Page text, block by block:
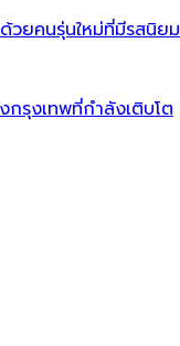
วยคนรุ่นใหม่ที่มีรสนิยม
รุงเทพที่กำลังเติบโต